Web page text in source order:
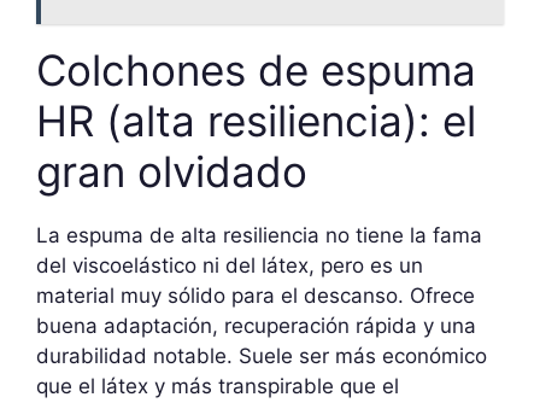
Colchones de espuma
HR (alta resiliencia): el
gran olvidado
La espuma de alta resiliencia no tiene la fama
del viscoelástico ni del látex, pero es un
material muy sólido para el descanso. Ofrece
buena adaptación, recuperación rápida y una
durabilidad notable. Suele ser más económico
que el látex y más transpirable que el